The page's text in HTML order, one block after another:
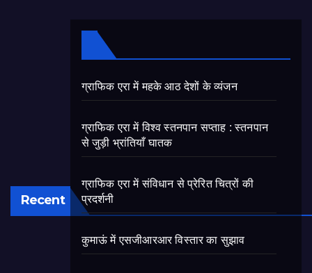
Recent
ग्राफिक एरा में महके आठ देशों के व्यंजन
ग्राफिक एरा में विश्व स्तनपान सप्ताह : स्तनपान
से जुड़ी भ्रांतियाँ घातक
ग्राफिक एरा में संविधान से प्रेरित चित्रों की
प्रदर्शनी
कुमाऊं में एसजीआरआर विस्तार का सुझाव